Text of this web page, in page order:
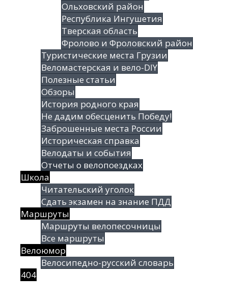
Ольховский район
Республика Ингушетия
Тверская область
Фролово и Фроловский район
Туристические места Грузии
Веломастерская и вело-DIY
Полезные статьи
Обзоры
История родного края
Не дадим обесценить Победу!
Заброшенные места России
Историческая справка
Велодаты и события
Отчеты о велопоездках
Школа
Читательский уголок
Сдать экзамен на знание ПДД
Маршруты
Маршруты велопесочницы
Все маршруты
Велоюмор
Велосипедно-русский словарь
404